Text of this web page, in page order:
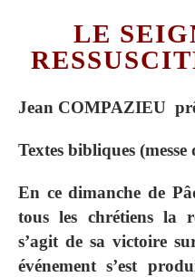
LE
Jean COMPAZIEU
Textes bibliques
En ce dimanche de
tous les chrétiens la
s’agit de sa victoire
événement s’est